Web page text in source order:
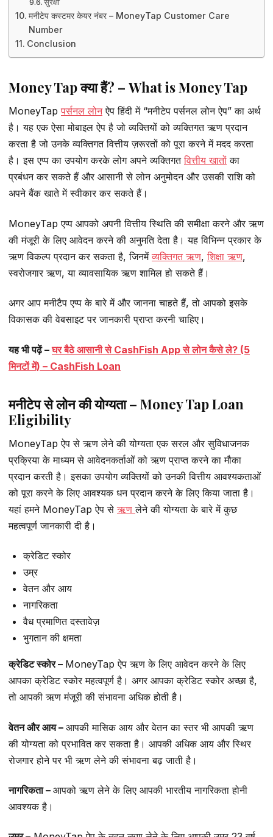
मनीटेप कस्टमर केयर नंबर – MoneyTap Customer Care
Number
Conclusion
Money Tap क्या हैं? – What is Money Tap
MoneyTapपर्सनल लोनऐप हिंदी में “मनीटेप पर्सनल लोन ऐप” का अर्थ
है। यह एक ऐसा मोबाइल ऐप है जो व्यक्तियों को व्यक्तिगत ऋण प्रदान
करता है जो उनके व्यक्तिगत वित्तीय ज़रूरतों को पूरा करने में मदद करता
है। इस एप्प का उपयोग करके लोग अपने व्यक्तिगतवित्तीय खातों का
प्रबंधन कर सकते हैं और आसानी से लोन अनुमोदन और उसकी राशि को
अपने बैंक खाते में स्वीकार कर सकते हैं।
MoneyTap एप्प आपको अपनी वित्तीय स्थिति की समीक्षा करने और ऋण
की मंजूरी के लिए आवेदन करने की अनुमति देता है। यह विभिन्न प्रकार के
ऋण विकल्प प्रदान कर सकता है, जिनमेंव्यक्तिगत ऋण,शिक्षा ऋण,
स्वरोजगार ऋण, या व्यावसायिक ऋण शामिल हो सकते हैं।
अगर आप मनीटैप एप्प के बारे में और जानना चाहते हैं, तो आपको इसके
विकासक की वेबसाइट पर जानकारी प्राप्त करनी चाहिए।
यह भी पढ़ें –घर बैठे आसानी से CashFish App से लोन कैसे ले? (5
मिनटों में) – CashFish Loan
मनीटेप से लोन की योग्यता – Money Tap Loan
Eligibility
MoneyTap ऐप से ऋण लेने की योग्यता एक सरल और सुविधाजनक
प्रक्रिया के माध्यम से आवेदनकर्ताओं को ऋण प्राप्त करने का मौका
प्रदान करती है। इसका उपयोग व्यक्तियों को उनकी वित्तीय आवश्यकताओं
को पूरा करने के लिए आवश्यक धन प्रदान करने के लिए किया जाता है।
यहां हमने MoneyTap ऐप सेऋणलेने की योग्यता के बारे में कुछ
महत्वपूर्ण जानकारी दी है।
क्रेडिट स्कोर
उम्र
वेतन और आय
नागरिकता
वैध प्रमाणित दस्तावेज़
भुगतान की क्षमता
क्रेडिट स्कोर – MoneyTap ऐप ऋण के लिए आवेदन करने के लिए
आपका क्रेडिट स्कोर महत्वपूर्ण है। अगर आपका क्रेडिट स्कोर अच्छा है,
तो आपकी ऋण मंजूरी की संभावना अधिक होती है।
वेतन और आय – आपकी मासिक आय और वेतन का स्तर भी आपकी ऋण
की योग्यता को प्रभावित कर सकता है। आपकी अधिक आय और स्थिर
रोजगार होने पर भी ऋण लेने की संभावना बढ़ जाती है।
नागरिकता – आपको ऋण लेने के लिए आपकी भारतीय नागरिकता होनी
आवश्यक है।